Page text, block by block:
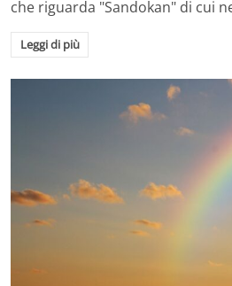
che riguarda "Sandokan" di cui
Leggi di più